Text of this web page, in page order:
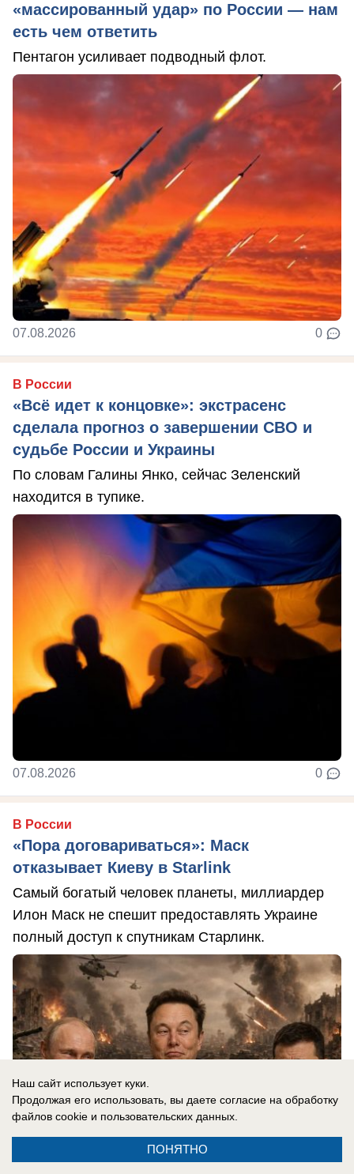
«массированный удар» по России — нам
есть чем ответить
Пентагон усиливает подводный флот.
07.08.2026 0
В России
«Всё идет к концовке»: экстрасенс
сделала прогноз о завершении СВО и
судьбе России и Украины
По словам Галины Янко, сейчас Зеленский
находится в тупике.
07.08.2026 0
В России
«Пора договариваться»: Маск
отказывает Киеву в Starlink
Самый богатый человек планеты, миллиардер
Илон Маск не спешит предоставлять Украине
полный доступ к спутникам Старлинк.
Наш сайт использует куки.
Продолжая его использовать, вы даете согласие на обработку
файлов cookie и пользовательских данных.
ПОНЯТНО